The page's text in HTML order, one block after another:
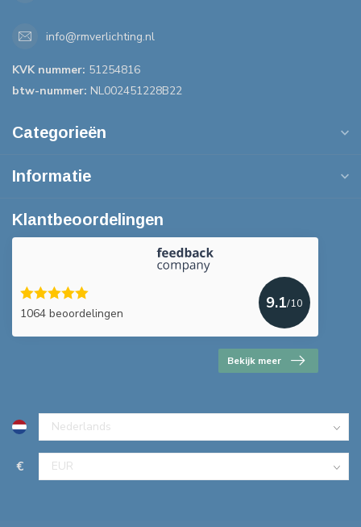
info@rmverlichting.nl
KVK nummer: 51254816
btw-nummer: NL002451228B22
Categorieën
Informatie
Klantbeoordelingen
1064 beoordelingen
9.1/10
Bekijk meer
€